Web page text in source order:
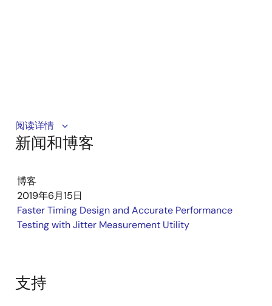
Description
IDT's innovative support tool, Timing Commander™,
customers to program sophisticated timing devices
with an intuitive and flexible Graphical User Interface.
IDT's Timing Commander is a Windows™-based
platform designed to serve user-friendly
comprehensive, interactive block diagram offering the
阅读详情
新闻和博客
博客
2019年6月15日
Faster Timing Design and Accurate Performance
Testing with Jitter Measurement Utility
支持